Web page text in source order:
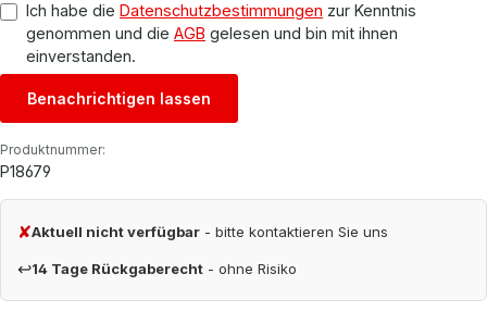
Ich habe die Datenschutzbestimmungen zur Kenntnis
genommen und die AGB gelesen und bin mit ihnen
einverstanden.
Benachrichtigen lassen
Produktnummer:
P18679
✘Aktuell nicht verfügbar - bitte kontaktieren Sie uns
↩14 Tage Rückgaberecht - ohne Risiko